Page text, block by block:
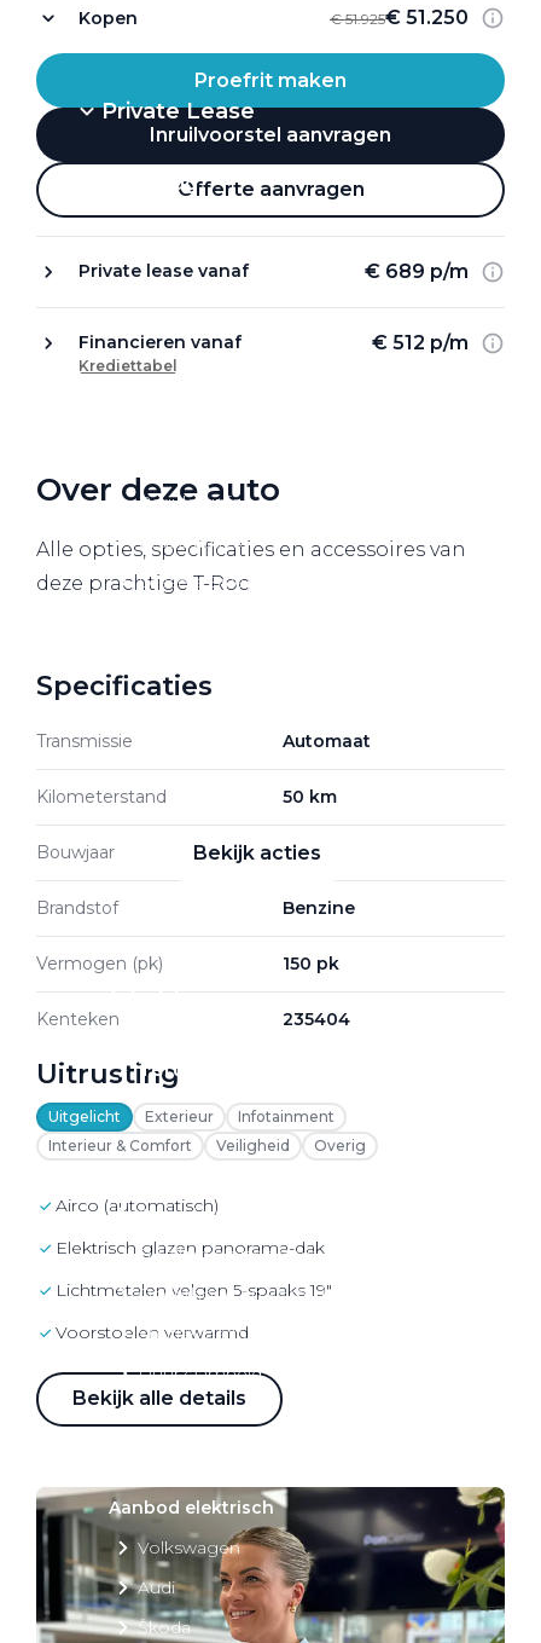
Private Lease
Terug
Berijdersinfo
Lease acties
Lease a Bike
voordeel
Bekijk acties
Zakelijk
Terug
Over elektrisch rijden
Bijtelling en belastingvoordelen
Onderhoud en kosten
Shuttel laadoplossingen
Duurzaamheid
Aanbod elektrisch
Volkswagen
Audi
Škoda
Kopen € 51.925€ 51.250
Proefrit maken
Inruilvoorstel aanvragen
Offerte aanvragen
Private lease vanaf € 689 p/m
Financieren vanaf € 512 p/m
Krediettabel
Over deze auto
Alle opties, specificaties en accessoires van
deze prachtige T-Roc
Specificaties
Transmissie Automaat
Kilometerstand 50 km
Bouwjaar 2026
Brandstof Benzine
Vermogen (pk) 150 pk
Kenteken 235404
Uitrusting
Uitgelicht Exterieur
Infotainment
Interieur & Comfort
Veiligheid Overig
airco (automatisch)
elektrisch glazen panorama-dak
lichtmetalen velgen 5-spaaks 19"
voorstoelen verwarmd
Bekijk alle details